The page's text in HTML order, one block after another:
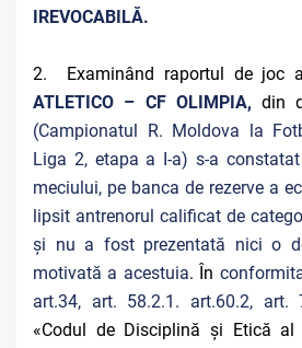
IREVOCABILĂ.
2. Examinând raportul de joc
ATLETICO – CF OLIMPIA, din
(Campionatul R. Moldova la
Liga 2, etapa a I-a) s-a
meciului, pe banca de rezerve a
lipsit antrenorul calificat de
și nu a fost prezentată nici o
motivată a acestuia. În
art.34, art. 58.2.1. art.60.2,
«Codul de Disciplină și Etică